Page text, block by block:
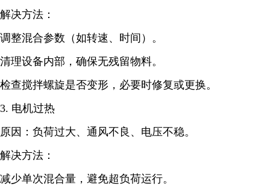
解决方法：
调整混合参数（如转速、时间）。
清理设备内部，确保无残留物料。
检查搅拌螺旋是否变形，必要时修复或更换。
3. 电机过热
原因：负荷过大、通风不良、电压不稳。
解决方法：
减少单次混合量，避免超负荷运行。